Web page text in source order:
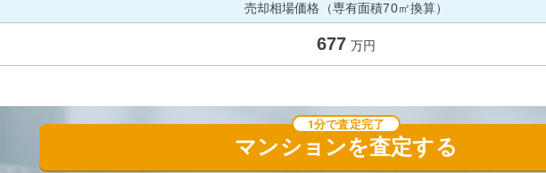
売却相場価格（専有面積70㎡換算）
677 万円
マンションを査定する
1分で査定完了